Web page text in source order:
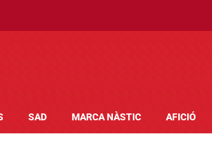
SAD MARCA NÀSTIC AFICIÓ